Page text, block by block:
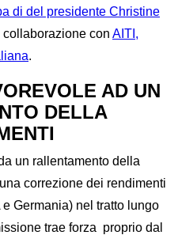
di del presidente Christine
collaborazione con AITI,
.
AD UN
DELLA
un rallentamento della
correzione dei rendimenti
Germania) nel tratto lungo
trae forza proprio dal